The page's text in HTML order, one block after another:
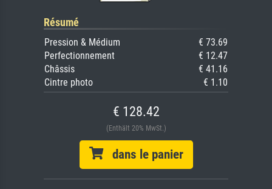
Résumé
Pression & Médium
€ 73.69
Perfectionnement
€ 12.47
Châssis
€ 41.16
Cintre photo
€ 1.10
€ 128.42
(Enthält 20% MwSt.)
dans le panier